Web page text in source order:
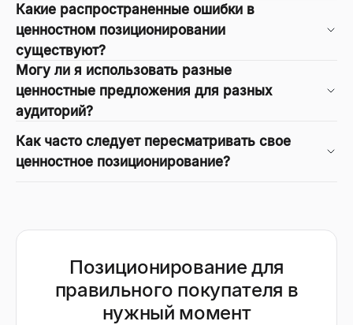
Какие распространенные ошибки в
ценностном позиционировании
существуют?
Могу ли я использовать разные
ценностные предложения для разных
аудиторий?
Как часто следует пересматривать свое
ценностное позиционирование?
Позиционирование для
правильного покупателя в
нужный момент